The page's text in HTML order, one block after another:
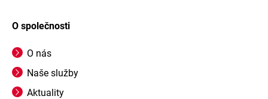
O společnosti
O nás
Naše služby
Aktuality